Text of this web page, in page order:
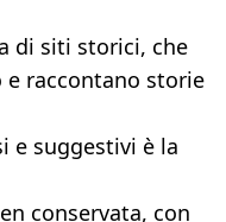
di siti storici, che
raccontano storie
e suggestivi è la
conservata, con